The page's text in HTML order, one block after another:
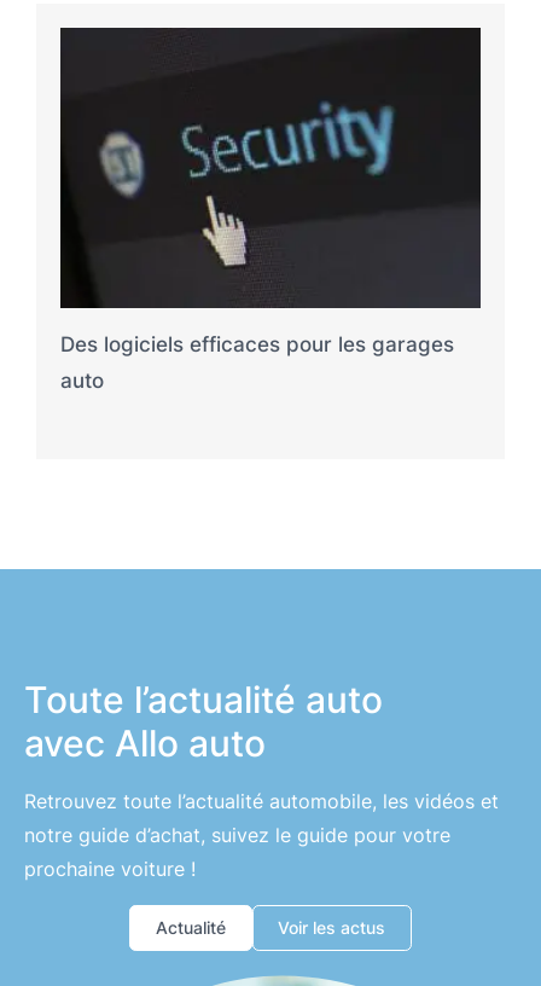
Des logiciels efficaces pour les garages
auto
Toute l’actualité auto
avec Allo auto
Retrouvez toute l’actualité automobile, les vidéos et
notre guide d’achat, suivez le guide pour votre
prochaine voiture !
Actualité Voir les actus